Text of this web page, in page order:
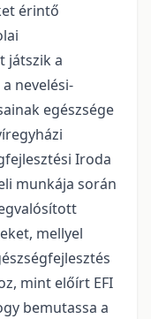
érintő
játszik a
nevelési-
egészsége
Iroda
munkája során
mellyel
mint előírt EFI
bemutassa a